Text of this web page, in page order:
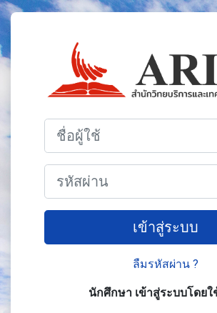
ข้ามไปที่เนื้อหาหลัก
เข้า
ชื่อผู้ใช้
เข้าสู่ระบบ
ลืมรหัสผ่าน ?
นักศึกษา เข้าสู่ระบบโดยใ